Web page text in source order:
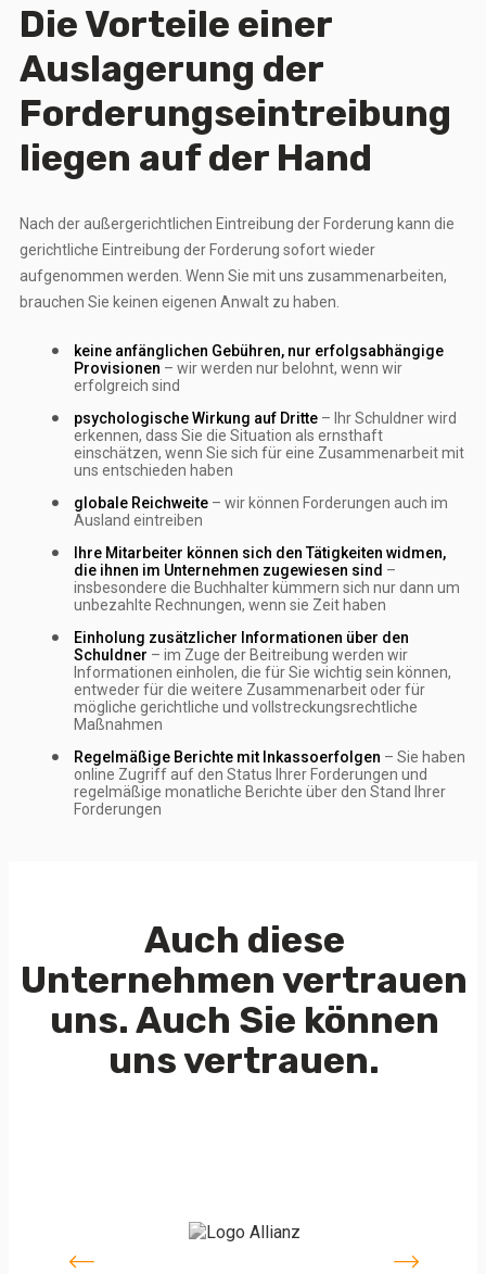
Die Vorteile einer
Auslagerung der
Forderungseintreibung
liegen auf der Hand
Nach der außergerichtlichen Eintreibung der Forderung kann die
gerichtliche Eintreibung der Forderung sofort wieder
aufgenommen werden. Wenn Sie mit uns zusammenarbeiten,
brauchen Sie keinen eigenen Anwalt zu haben.
keine anfänglichen Gebühren, nur erfolgsabhängige
Provisionen – wir werden nur belohnt, wenn wir
erfolgreich sind
psychologische Wirkung auf Dritte – Ihr Schuldner wird
erkennen, dass Sie die Situation als ernsthaft
einschätzen, wenn Sie sich für eine Zusammenarbeit mit
uns entschieden haben
globale Reichweite – wir können Forderungen auch im
Ausland eintreiben
Ihre Mitarbeiter können sich den Tätigkeiten widmen,
die ihnen im Unternehmen zugewiesen sind –
insbesondere die Buchhalter kümmern sich nur dann um
unbezahlte Rechnungen, wenn sie Zeit haben
Einholung zusätzlicher Informationen über den
Schuldner – im Zuge der Beitreibung werden wir
Informationen einholen, die für Sie wichtig sein können,
entweder für die weitere Zusammenarbeit oder für
mögliche gerichtliche und vollstreckungsrechtliche
Maßnahmen
Regelmäßige Berichte mit Inkassoerfolgen – Sie haben
online Zugriff auf den Status Ihrer Forderungen und
regelmäßige monatliche Berichte über den Stand Ihrer
Forderungen
Auch diese
Unternehmen vertrauen
uns.Auch Sie können
uns vertrauen.